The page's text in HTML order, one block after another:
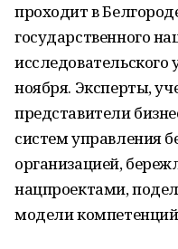
проходит в
государственного
исследовательского
ноября. Эксперты,
представители
систем управления
организацией,
нацпроектами,
модели